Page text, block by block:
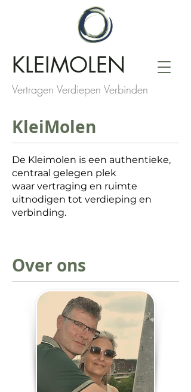
KLEIMOLEN
Vertragen Verdiepen Verbinden
KleiMolen
De Kleimolen is een authentieke,
centraal gelegen plek
waar vertraging en ruimte
uitnodigen tot verdieping en
verbinding.​
Over ons